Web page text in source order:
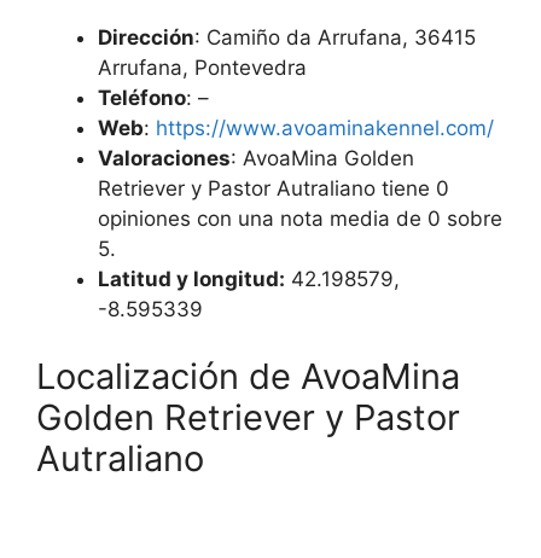
Dirección: Camiño da Arrufana, 36415
Arrufana, Pontevedra
Teléfono: –
Web: https://www.avoaminakennel.com/
Valoraciones: AvoaMina Golden
Retriever y Pastor Autraliano tiene 0
opiniones con una nota media de 0 sobre
5.
Latitud y longitud: 42.198579,
-8.595339
Localización de AvoaMina
Golden Retriever y Pastor
Autraliano